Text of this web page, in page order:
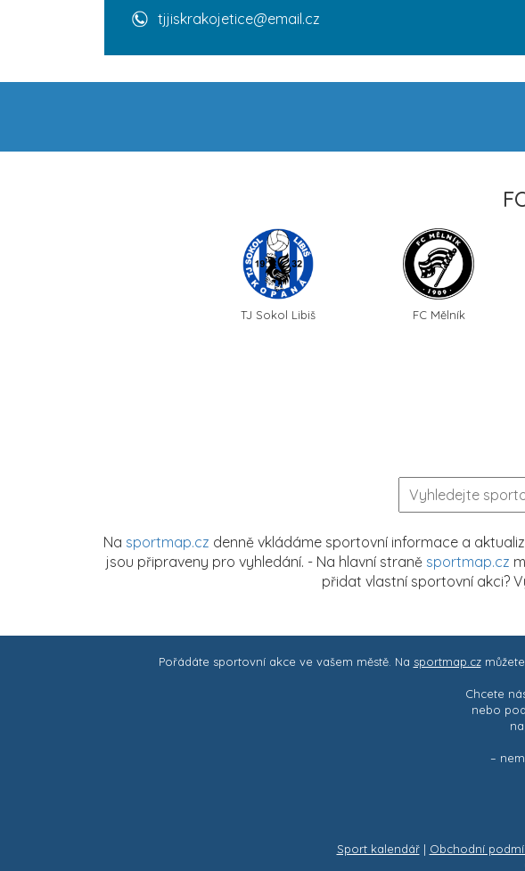
tjjiskrakojetice@email.cz
TJ Sokol Libiš FC Mělník
Na sportmap.cz denně vkládáme sportovní informace a
jsou připraveny pro vyhledání. - Na hlavní straně sportmap.cz
přidat vlastní sportovní akci?
Pořádáte sportovní akce ve vašem městě. Na sportmap.cz
Chcete
nebo
–
Sport kalendář| Obchodní